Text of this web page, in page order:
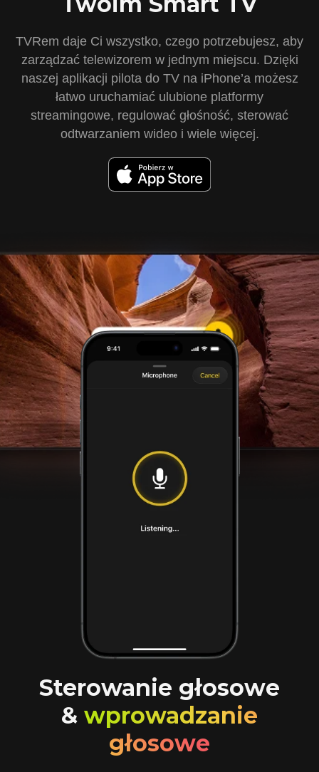
TVRem daje Ci wszystko, czego potrzebujesz, aby
zarządzać telewizorem w jednym miejscu. Dzięki
naszej aplikacji pilota do TV na iPhone’a możesz
łatwo uruchamiać ulubione platformy
streamingowe, regulować głośność, sterować
odtwarzaniem wideo i wiele więcej.
Sterowanie głosowe
& wprowadzanie
głosowe